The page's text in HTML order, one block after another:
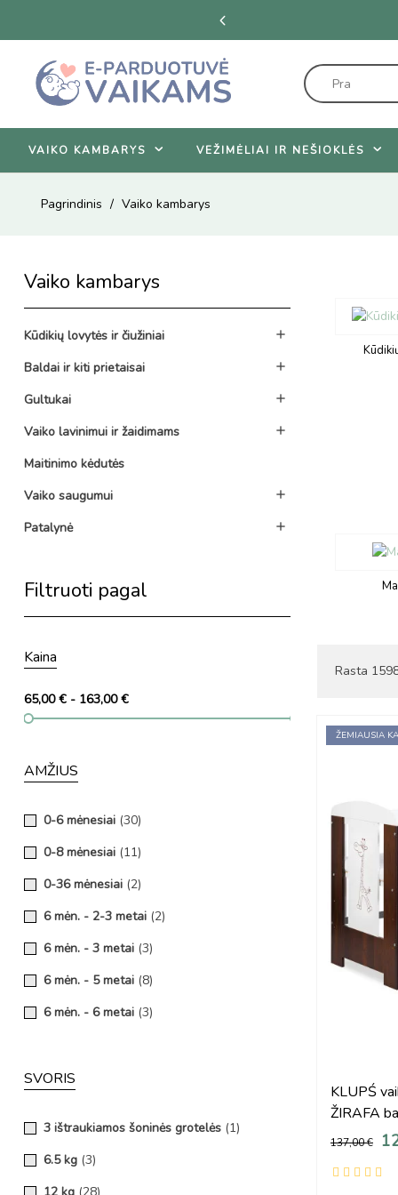
VAIKO KAMBARYS VEŽIMĖLIAI IR NEŠIOKLĖS
Pagrindinis Vaiko kambarys
Vaiko kambarys
Kūdikių lovytės ir čiužiniai 
Baldai ir kiti prietaisai 
Gultukai 
Vaiko lavinimui ir žaidimams 
Maitinimo kėdutės
Vaiko saugumui

Patalynė 
Filtruoti pagal
Kaina
65,00 € - 163,00 €
AMŽIUS
0-6 mėnesiai (30)
0-8 mėnesiai (11)
0-36 mėnesiai (2)
6 mėn. - 2-3 metai (2)
6 mėn. - 3 metai (3)
6 mėn. - 5 metai (8)
6 mėn. - 6 metai (3)
6 mėn. - 10 metų
Iki 8 mėnesių
SVORIS
3 ištraukiamos šoninės grotelės (1)
6.5 kg (3)
12 kg (28)
Rasta
ŽEMIAUSIA
KLUPŚ
ŽIRAFA
137,00 €